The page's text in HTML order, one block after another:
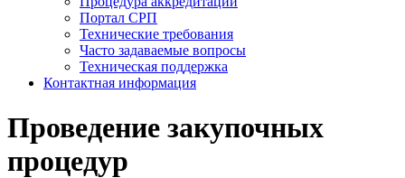
Портал СРП
Технические требования
Часто задаваемые вопросы
Техническая поддержка
Контактная информация
Проведение закупочных
процедур